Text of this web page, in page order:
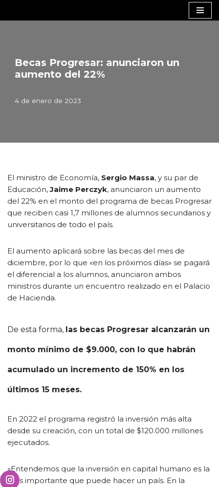
Becas Progresar: anunciaron un
aumento del 22%
4 de enero de 2023
El ministro de Economía, Sergio Massa, y su par de
Educación,Jaime Perczyk, anunciaron un aumento
del 22% en el monto del programa de becas Progresar
que reciben casi 1,7 millones de alumnos secundarios y
universitarios de todo el país.
El aumento aplicará sobre las becas del mes de
diciembre, por lo que «en los próximos días» se pagará
el diferencial a los alumnos, anunciaron ambos
ministros durante un encuentro realizado en el Palacio
de Hacienda.
De esta forma, las becas Progresar alcanzarán un
monto mínimo de $9.000, con lo que habrán
acumulado un incremento de 150% en los
últimos 15 meses.
En 2022 el programa registró la inversión más alta
desde su creación, con un total de $120.000 millones
ejecutados.
«Entendemos que la inversión en capital humano es la
más importante que puede hacer un país. En la